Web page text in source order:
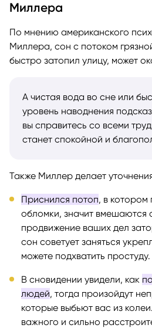
Миллера
По мнению американского
Миллера, сон с потоком
быстро затопил улицу, может
А чистая вода во сне или
уровень наводнения
вы справитесь со всеми
станет спокойной и
Также Миллер делает
Приснился потоп, в котором
обломки, значит вмешаются
продвижение ваших дел
сон советует заняться
можете подхватить простуду.
В сновидении увидели, как
людей, тогда произойдут
которые выбьют вас из
важного и сильно